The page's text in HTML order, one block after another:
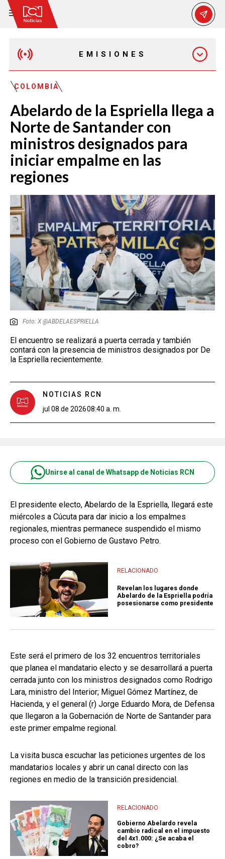
EMISIONES
EMISIÓN 12:30 PM
EMISIÓN 7:00 PM
EMISIÓN 11:30 PM
COLOMBIA
Abelardo de la Espriella llega a
Norte de Santander con
ministros designados para
iniciar empalme en las
regiones
Foto: X @ABDELAESPRIELLA
El encuentro se realizará a puerta cerrada y también
contará con la presencia de ministros designados por De
la Espriella recientemente.
NOTICIAS RCN
jul 08 de 202608:40 a. m.
Unirse al canal de Whatsapp de Noticias RCN
El presidente electo, Abelardo de la Espriella, llegará este
miércoles a Cúcuta para dar inicio a los empalmes
regionales, mientras permanece suspendido el mismo
proceso con el Gobierno de Gustavo Petro.
RELACIONADO
Revelan los lugares donde
Abelardo de la Espriella podría
posesionarse como presidente
Este será el primero de los 32 encuentros territoriales
que planea el mandatario electo y se desarrollará a puerta
cerrada junto con los ministros designados como Rodrigo
Lara, ministro del Interior; Miguel Gómez Martínez, de
Hacienda, y el general (r) Jorge Eduardo Mora, de Defensa
que llegaron a la Gobernación de Norte de Santander para
este primer empalme regional.
La visita busca escuchar las peticiones urgentes de los
mandatarios locales y abrir un canal directo con las
regiones en medio de la transición presidencial.
RELACIONADO
Gobierno Abelardo revela
cambio radical en el impuesto
del 4x1.000: ¿Se acaba el
cobro?